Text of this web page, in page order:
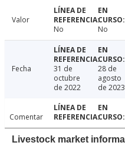
Valor
No
No
Fecha
31 de
octubre
de 2022
28 de
agosto
de 2023
Comentar
Livestock market